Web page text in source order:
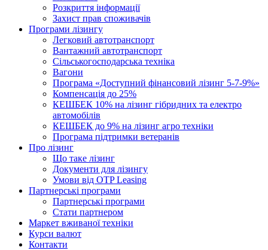
Розкриття інформації
Захист прав споживачів
Програми лізингу
Легковий автотранспорт
Вантажний автотранспорт
Cільськогосподарська техніка
Вагони
Програма «Доступний фінансовий лізинг 5-7-9%»
Компенсація до 25%
КЕШБЕК 10% на лізинг гібридних та електро
автомобілів
КЕШБЕК до 9% на лізинг агро техніки
Програма підтримки ветеранів
Про лізинг
Що таке лізинг
Документи для лізингу
Умови від OTP Leasing
Партнерські програми
Партнерські програми
Стати партнером
Маркет вживаної техніки
Курси валют
Контакти